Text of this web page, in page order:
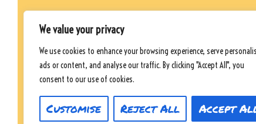
We value your privacy
We use cookies to enhance your browsing experience, serve
ads or content, and analyse our traffic. By clicking "Accept All", you
consent to our use of cookies.
Customise Reject All Accept
©Packliste-Urlaub.com | Seit März 2022